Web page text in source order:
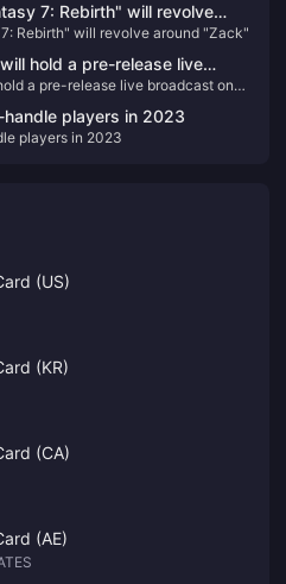
7: Rebirth" will revolve
Rebirth" will revolve around "Zack"
hold a pre-release live
a pre-release live broadcast on
players in 2023
players in 2023
(US)
(KR)
(CA)
(AE)